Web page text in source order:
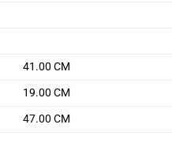
41.00 CM
19.00 CM
47.00 CM